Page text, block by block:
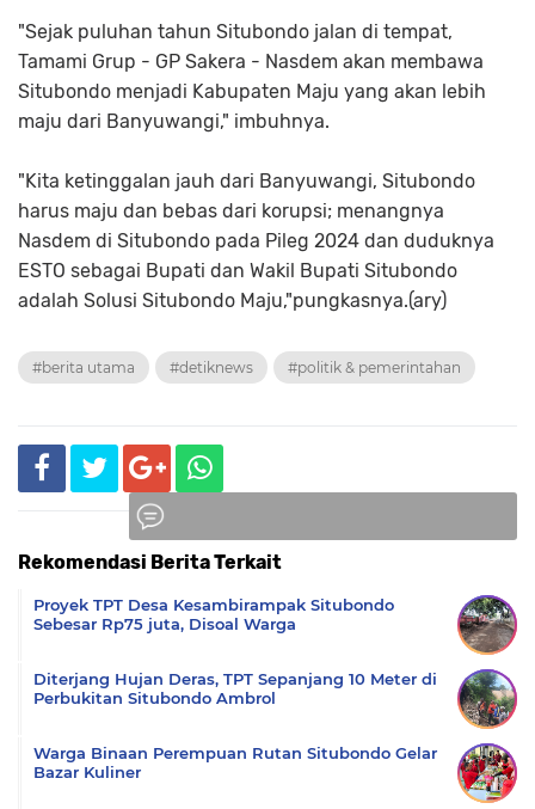
"Sejak puluhan tahun Situbondo jalan di tempat,
Tamami Grup - GP Sakera - Nasdem akan membawa
Situbondo menjadi Kabupaten Maju yang akan lebih
maju dari Banyuwangi," imbuhnya.
"Kita ketinggalan jauh dari Banyuwangi, Situbondo
harus maju dan bebas dari korupsi; menangnya
Nasdem di Situbondo pada Pileg 2024 dan duduknya
ESTO sebagai Bupati dan Wakil Bupati Situbondo
adalah Solusi Situbondo Maju,"pungkasnya.(ary)
#berita utama #detiknews #politik & pemerintahan
Rekomendasi Berita Terkait
Proyek TPT Desa Kesambirampak Situbondo
Sebesar Rp75 juta, Disoal Warga
Diterjang Hujan Deras, TPT Sepanjang 10 Meter di
Perbukitan Situbondo Ambrol
Warga Binaan Perempuan Rutan Situbondo Gelar
Bazar Kuliner